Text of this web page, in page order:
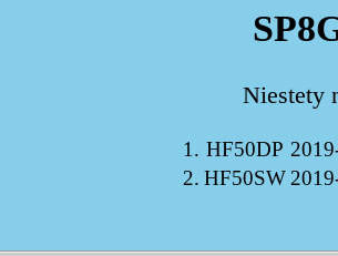
Niestety
1. HF50DP
2. HF50SW